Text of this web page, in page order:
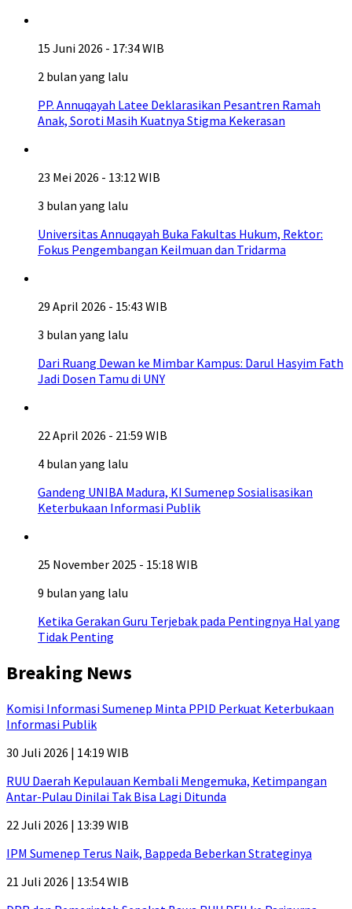
15 Juni 2026 - 17:34 WIB
2 bulan yang lalu
PP. Annuqayah Latee Deklarasikan Pesantren Ramah
Anak, Soroti Masih Kuatnya Stigma Kekerasan
23 Mei 2026 - 13:12 WIB
3 bulan yang lalu
Universitas Annuqayah Buka Fakultas Hukum, Rektor:
Fokus Pengembangan Keilmuan dan Tridarma
29 April 2026 - 15:43 WIB
3 bulan yang lalu
Dari Ruang Dewan ke Mimbar Kampus: Darul Hasyim Fath
Jadi Dosen Tamu di UNY
22 April 2026 - 21:59 WIB
4 bulan yang lalu
Gandeng UNIBA Madura, KI Sumenep Sosialisasikan
Keterbukaan Informasi Publik
25 November 2025 - 15:18 WIB
9 bulan yang lalu
Ketika Gerakan Guru Terjebak pada Pentingnya Hal yang
Tidak Penting
Breaking News
Komisi Informasi Sumenep Minta PPID Perkuat Keterbukaan
Informasi Publik
30 Juli 2026 | 14:19 WIB
RUU Daerah Kepulauan Kembali Mengemuka, Ketimpangan
Antar-Pulau Dinilai Tak Bisa Lagi Ditunda
22 Juli 2026 | 13:39 WIB
IPM Sumenep Terus Naik, Bappeda Beberkan Strateginya
21 Juli 2026 | 13:54 WIB